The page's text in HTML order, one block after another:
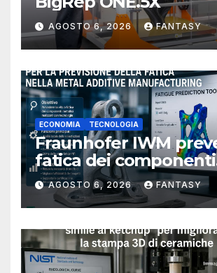
AGOSTO 6, 2026 FANTASY
ECONOMIA TECNOLOGIA
Fraunhofer IWM
fatica dei componenti
metallici stampati in
AGOSTO 6, 2026 FANTASY